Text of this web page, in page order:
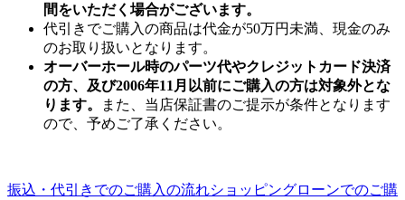
間をいただく場合がございます。
代引きでご購入の商品は代金が50万円未満、現金のみ
のお取り扱いとなります。
オーバーホール時のパーツ代やクレジットカード決済
の方、及び2006年11月以前にご購入の方は対象外とな
ります。
また、当店保証書のご提示が条件となります
ので、予めご了承ください。
振込・代引きでのご購入の流れショッピングローンでのご購